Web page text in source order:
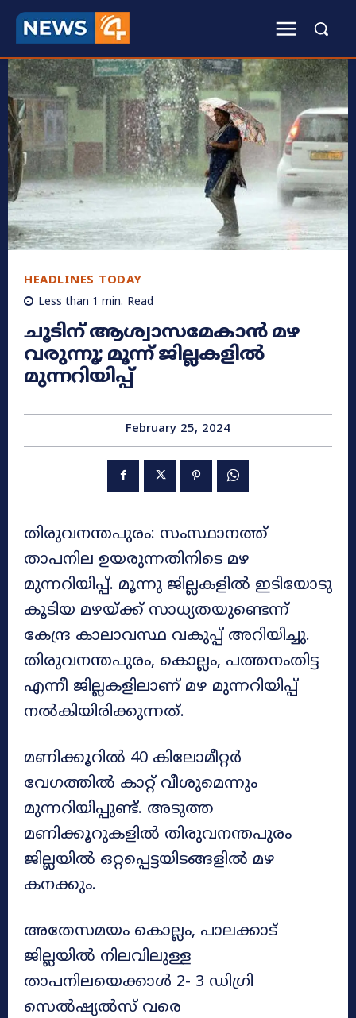
HEADLINES TODAY
Less than 1 min. Read
ചൂടിന് ആശ്വാസമേകാൻ മഴ
വരുന്നൂ; മൂന്ന് ജില്ലകളിൽ
മുന്നറിയിപ്പ്
February 25, 2024
തിരുവനന്തപുരം: സംസ്ഥാനത്ത്
താപനില ഉയരുന്നതിനിടെ മഴ
മുന്നറിയിപ്പ്. മൂന്നു ജില്ലകളിൽ ഇടിയോടു
കൂടിയ മഴയ്ക്ക് സാധ്യതയുണ്ടെന്ന്
കേന്ദ്ര കാലാവസ്ഥ വകുപ്പ് അറിയിച്ചു.
തിരുവനന്തപുരം, കൊല്ലം, പത്തനംതിട്ട
എന്നീ ജില്ലകളിലാണ് മഴ മുന്നറിയിപ്പ്
നൽകിയിരിക്കുന്നത്.
മണിക്കൂറിൽ 40 കിലോമീറ്റർ
വേഗത്തിൽ കാറ്റ് വീശുമെന്നും
മുന്നറിയിപ്പുണ്ട്. അടുത്ത
മണിക്കൂറുകളിൽ തിരുവനന്തപുരം
ജില്ലയിൽ ഒറ്റപ്പെട്ടയിടങ്ങളിൽ മഴ
കനക്കും.
അതേസമയം കൊല്ലം, പാലക്കാട്
ജില്ലയിൽ നിലവിലുള്ള
താപനിലയെക്കാൾ 2- 3 ഡിഗ്രി
സെൽഷ്യൽസ് വരെ